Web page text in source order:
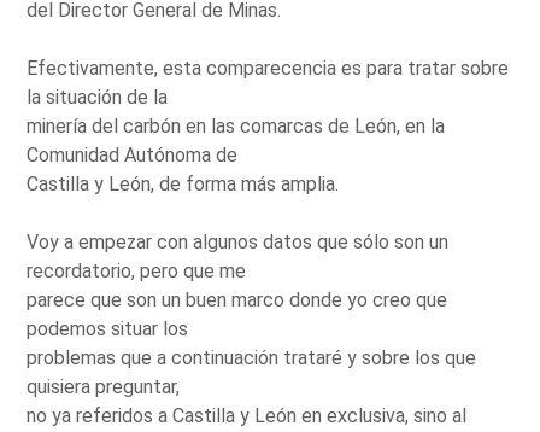
del Director General de Minas.
Efectivamente, esta comparecencia es para tratar sobre
la situación de la
minería del carbón en las comarcas de León, en la
Comunidad Autónoma de
Castilla y León, de forma más amplia.
Voy a empezar con algunos datos que sólo son un
recordatorio, pero que me
parece que son un buen marco donde yo creo que
podemos situar los
problemas que a continuación trataré y sobre los que
quisiera preguntar,
no ya referidos a Castilla y León en exclusiva, sino al